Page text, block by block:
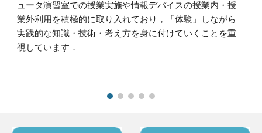
ュータ演習室での授業実施や情報デバイスの授業内・授
業外利用を積極的に取り入れており，「体験」しながら
実践的な知識・技術・考え方を身に付けていくことを重
視しています．